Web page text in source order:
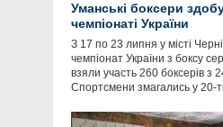
Уманські боксери
чемпіонаті України
З 17 по 23 липня у місті
чемпіонат України з боксу
взяли участь 260 боксерів з
Спортсмени змагались у 20-